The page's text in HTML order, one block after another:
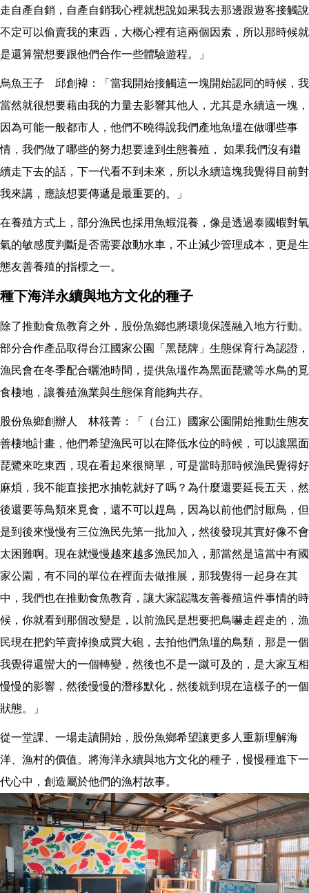
走自產自銷，自產自銷我心裡就想說如果我去那邊跟遊客接觸說
不定可以偷賣我的東西，大概心裡有這兩個因素，所以那時候就
是還算蠻想要跟他們合作一些體驗遊程。」
烏魚王子 邱創褘：「當我開始接觸這一塊開始認同的時候，我
當然就很想要藉由我的力量去影響其他人，尤其是永續這一塊，
因為可能一般都市人，他們不曉得說我們產地魚塭在做哪些事
情，我們做了哪些的努力想要達到生態養殖， 如果我們沒有繼
續走下去的話，下一代看不到未來，所以永續這塊我覺得目前對
我來講，應該想要傳遞是最重要的。」
在養殖方式上，部分漁民也採用魚蝦混養，像是透過泰國蝦對氧
氣的敏感度判斷是否需要啟動水車，不止減少管理成本，更是生
態友善養殖的指標之一。
種下海洋永續與地方文化的種子
除了推動食魚教育之外，股份魚鄉也將環境保護融入地方行動。
部分合作產品取得台江國家公園「黑琵牌」生態保育行為認證，
漁民會在冬季配合曬池時間，提供魚塭作為黑面琵鷺等水鳥的覓
食棲地，讓養殖漁業與生態保育能夠共存。
股份魚鄉創辦人 林筱菁：「（台江）國家公園開始推動生態友
善棲地計畫，他們希望漁民可以在降低水位的時候，可以讓黑面
琵鷺來吃東西，現在看起來很簡單，可是當時那時候漁民覺得好
麻煩，我不能直接把水抽乾就好了嗎？為什麼還要延長五天，然
後還要等鳥類來覓食，還不可以趕鳥，因為以前他們討厭鳥，但
是到後來慢慢有三位漁民先第一批加入，然後發現其實好像不會
太困難啊。現在就慢慢越來越多漁民加入，那當然是這當中有國
家公園，有不同的單位在裡面去做推展，那我覺得一起身在其
中，我們也在推動食魚教育，讓大家認識友善養殖這件事情的時
候，你就看到那個改變是，以前漁民是想要把鳥嚇走趕走的，漁
民現在把釣竿賣掉換成買大砲，去拍他們魚塭的鳥類，那是一個
我覺得還蠻大的一個轉變，然後也不是一蹴可及的，是大家互相
慢慢的影響，然後慢慢的潛移默化，然後就到現在這樣子的一個
狀態。」
從一堂課、一場走讀開始，股份魚鄉希望讓更多人重新理解海
洋、漁村的價值。將海洋永續與地方文化的種子，慢慢種進下一
代心中，創造屬於他們的漁村故事。